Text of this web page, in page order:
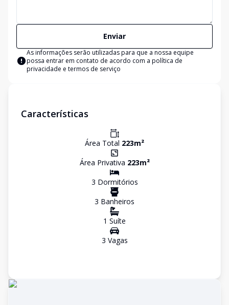
Enviar
As informações serão utilizadas para que a nossa equipe
possa entrar em contato de acordo com a política de
privacidade e termos de serviço
Características
Área Total 223m²
Área Privativa 223m²
3 Dormitórios
3 Banheiros
1 Suíte
3 Vagas